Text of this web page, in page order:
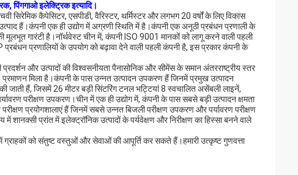
पिंगगाओ इलेक्ट्रिक इत्यादि।
सिरेमिक कैपेसिटर, एसपीडी, वैरिस्टर, थर्मिस्टर और लगभग 20 वर्षों के लिए विकास
हैं।कंपनी एक ही उद्योग में अग्रणी स्थिति में है।कंपनी एक अनूठी प्रबंधन प्रणाली के
मूलभूत गारंटी है।नॉर्थवेस्ट चीन में, कंपनी ISO 9001 मानकों को लागू करने वाली पहली
प्रणालियों के उपयोग को बढ़ावा देने वाली पहली कंपनी है, इस प्रकार कंपनी के
और उत्पादों की विश्वसनीयता पैनासोनिक और सीमेंस के समान अंतरराष्ट्रीय स्तर
मिला है।कंपनी के पास उन्नत उत्पादन उपकरण हैं जिनमें प्रमुख उत्पादन
हैं, जिसमें 26 मीटर बड़ी सिंटरिंग टनल भट्टियां 8 स्वचालित असेंबली लाइनें,
परीक्षण उपकरण।चीन में एक ही उद्योग में, कंपनी के पास सबसे बड़ी उत्पादन क्षमता
प्रयोगशालाएं हैं जिनमें सबसे उन्नत बिजली परीक्षण उपकरण और पर्यावरण परीक्षण
शानक्सी प्रांत में इलेक्ट्रॉनिक उत्पादों के पर्यवेक्षण और निरीक्षण का हिस्सा बनने वाले
को संतुष्ट वस्तुओं और सेवाओं की आपूर्ति कर सकते हैं।हमारी उत्कृष्ट गुणवत्ता